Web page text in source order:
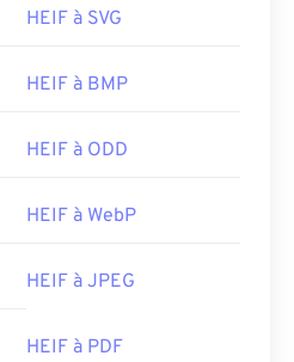
HEIF à SVG
HEIF à BMP
HEIF à ODD
HEIF à WebP
HEIF à JPEG
HEIF à PDF